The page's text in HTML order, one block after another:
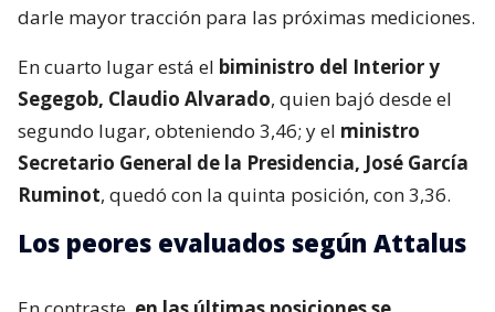
darle mayor tracción para las próximas mediciones.
En cuarto lugar está el biministro del Interior y
Segegob, Claudio Alvarado, quien bajó desde el
segundo lugar, obteniendo 3,46; y el ministro
Secretario General de la Presidencia, José García
Ruminot, quedó con la quinta posición, con 3,36.
Los peores evaluados según Attalus